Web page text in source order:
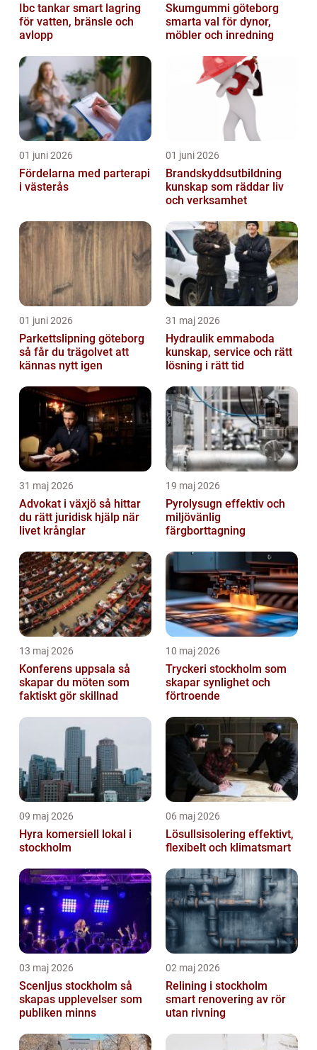
Ibc tankar smart lagring
för vatten, bränsle och
avlopp
Skumgummi göteborg
smarta val för dynor,
möbler och inredning
01 juni 2026
Fördelarna med parterapi
i västerås
01 juni 2026
Brandskyddsutbildning
kunskap som räddar liv
och verksamhet
01 juni 2026
Parkettslipning göteborg
så får du trägolvet att
kännas nytt igen
31 maj 2026
Hydraulik emmaboda
kunskap, service och rätt
lösning i rätt tid
31 maj 2026
Advokat i växjö så hittar
du rätt juridisk hjälp när
livet krånglar
19 maj 2026
Pyrolysugn effektiv och
miljövänlig
färgborttagning
13 maj 2026
Konferens uppsala så
skapar du möten som
faktiskt gör skillnad
10 maj 2026
Tryckeri stockholm som
skapar synlighet och
förtroende
09 maj 2026
Hyra komersiell lokal i
stockholm
06 maj 2026
Lösullsisolering effektivt,
flexibelt och klimatsmart
03 maj 2026
Scenljus stockholm så
skapas upplevelser som
publiken minns
02 maj 2026
Relining i stockholm
smart renovering av rör
utan rivning